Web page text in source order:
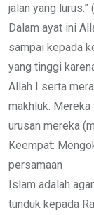
jalan yang lurus.”
Dalam ayat ini
sampai kepada
yang tinggi
Allah I serta
makhluk.
urusan mereka
Keempat:
persamaan
Islam adalah
tunduk kepada